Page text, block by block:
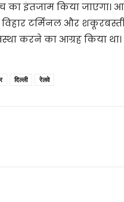
इंतजाम किया जाएगा।
टर्मिनल और
करने का आग्रह किया था।
दिल्ली रेलवे